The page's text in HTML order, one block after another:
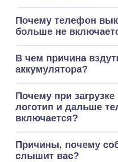
Почему телефон
больше не
В чем причина
аккумулятора?
Почему при
логотип и дальше
включается?
Причины, почему
слышит вас?